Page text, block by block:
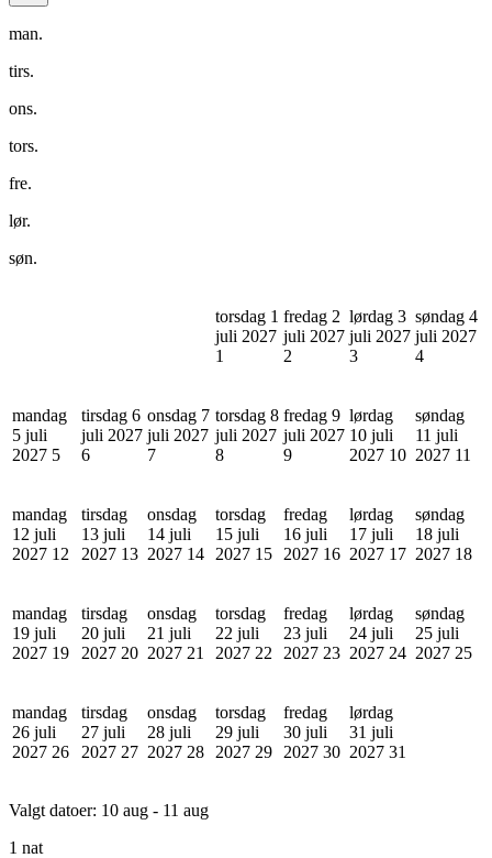
man.
tirs.
ons.
tors.
fre.
lør.
søn.
torsdag 1
juli 2027
1
fredag 2
juli 2027
2
lørdag 3
juli 2027
3
søndag 4
juli 2027
4
mandag
5 juli
2027 5
tirsdag 6
juli 2027
6
onsdag 7
juli 2027
7
torsdag 8
juli 2027
8
fredag 9
juli 2027
9
lørdag
10 juli
2027 10
søndag
11 juli
2027 11
mandag
12 juli
2027 12
tirsdag
13 juli
2027 13
onsdag
14 juli
2027 14
torsdag
15 juli
2027 15
fredag
16 juli
2027 16
lørdag
17 juli
2027 17
søndag
18 juli
2027 18
mandag
19 juli
2027 19
tirsdag
20 juli
2027 20
onsdag
21 juli
2027 21
torsdag
22 juli
2027 22
fredag
23 juli
2027 23
lørdag
24 juli
2027 24
søndag
25 juli
2027 25
mandag
26 juli
2027 26
tirsdag
27 juli
2027 27
onsdag
28 juli
2027 28
torsdag
29 juli
2027 29
fredag
30 juli
2027 30
lørdag
31 juli
2027 31
Valgt datoer: 10 aug - 11 aug
1 nat